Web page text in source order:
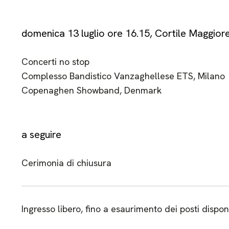
domenica 13 luglio ore 16.15, Cortile
Concerti no stop
Complesso Bandistico Vanzaghellese ETS, Milano
Copenaghen Showband, Denmark
a seguire
Cerimonia di chiusura
Ingresso libero, fino a esaurimento dei posti